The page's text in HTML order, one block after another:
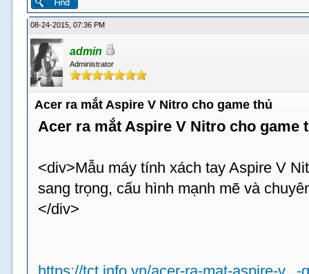
08-24-2015, 07:36 PM
admin
Administrator
Acer ra mắt Aspire V Nitro cho game thủ
Acer ra mắt Aspire V Nitro cho game
<div>Mẫu máy tính xách tay Aspire V
sang trọng, cấu hình mạnh mẽ và
</div>